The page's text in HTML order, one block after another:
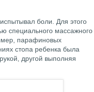
боли. Для этого
специального массажного
парафиновых
стопа ребенка была
другой выполняя